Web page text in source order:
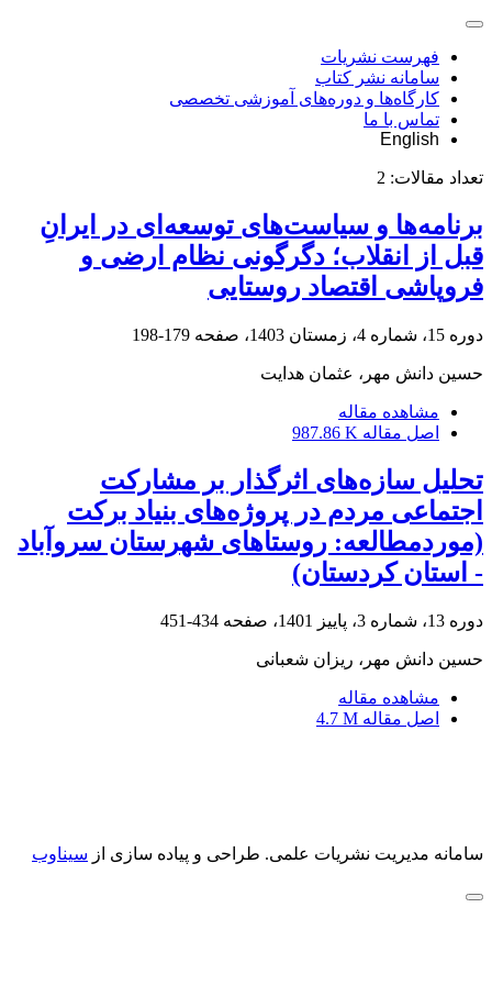
فهرست نشریات
سامانه نشر کتاب
کارگاه‌ها و دوره‌های آموزشی تخصصی
تماس با ما
English
تعداد مقالات: 2
برنامه‌ها و سیاست‌های توسعه‌ای در ایرانِ
قبل از انقلاب؛ دگرگونی نظام ارضی و
فروپاشی اقتصاد روستایی
دوره 15، شماره 4، زمستان 1403، صفحه 179-198
حسین دانش مهر، عثمان هدایت
مشاهده مقاله
اصل مقاله 987.86 K
تحلیل سازه‌های اثرگذار بر مشارکت
اجتماعی مردم در پروژه‌های بنیاد برکت
(موردمطالعه: روستاهای شهرستان سروآباد
- استان کردستان)
دوره 13، شماره 3، پاییز 1401، صفحه 434-451
حسین دانش مهر، ریزان شعبانی
مشاهده مقاله
اصل مقاله 4.7 M
سامانه مدیریت نشریات علمی. طراحی و پیاده سازی از سیناوب